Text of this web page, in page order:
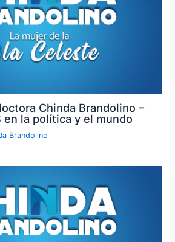
Chinda Brandolino –
en la política y el mundo
Brandolino